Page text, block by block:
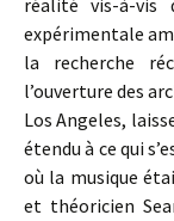
réalité vis-à-vis
expérimentale
la recherche
l’ouverture des
Los Angeles,
étendu à ce qui
où la musique
et théoricien